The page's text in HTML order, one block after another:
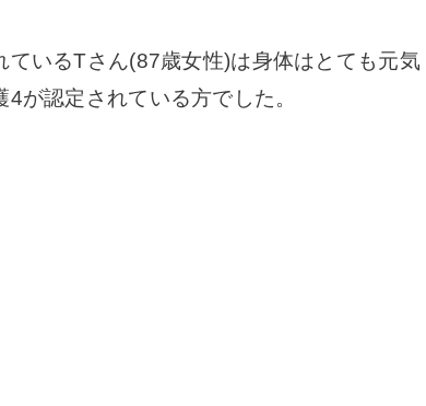
いるTさん(87歳女性)は身体はとても元気
が認定されている方でした。